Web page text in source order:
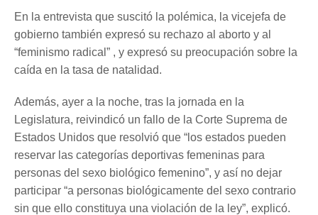
En la entrevista que suscitó la polémica, la vicejefa de
gobierno también expresó su rechazo al aborto y al
“feminismo radical” , y expresó su preocupación sobre la
caída en la tasa de natalidad.
Además, ayer a la noche, tras la jornada en la
Legislatura, reivindicó un fallo de la Corte Suprema de
Estados Unidos que resolvió que “los estados pueden
reservar las categorías deportivas femeninas para
personas del sexo biológico femenino”, y así no dejar
participar “a personas biológicamente del sexo contrario
sin que ello constituya una violación de la ley”, explicó.